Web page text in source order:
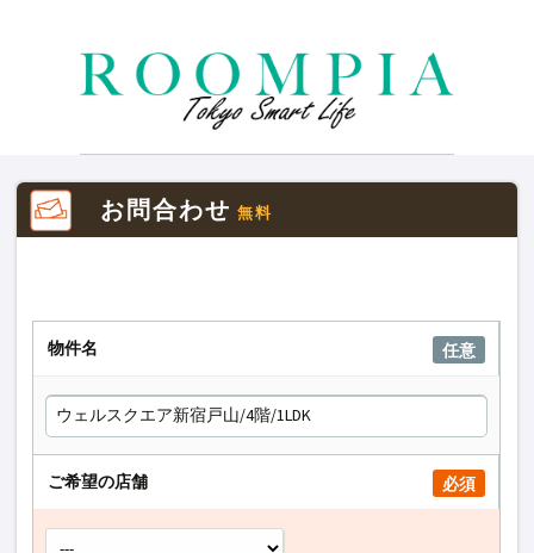
お問合わせ 無料
物件名 任意
ご希望の店舗 必須